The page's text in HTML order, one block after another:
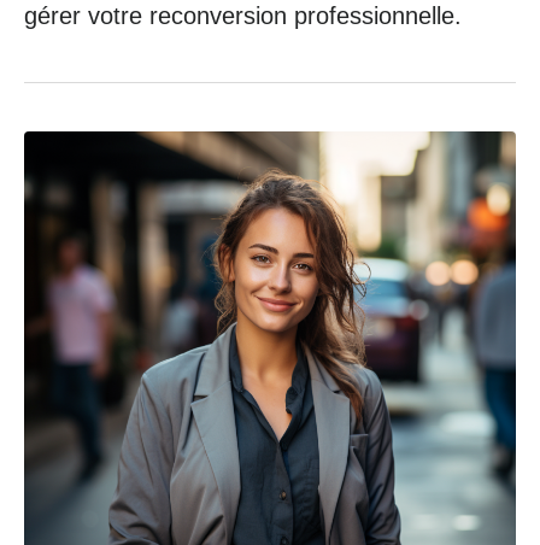
gérer votre reconversion professionnelle.